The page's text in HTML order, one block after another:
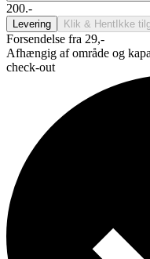
200.-
Levering Klik & Hent Ikke
Forsendelse fra 29,-
Afhængig af område og
check-out